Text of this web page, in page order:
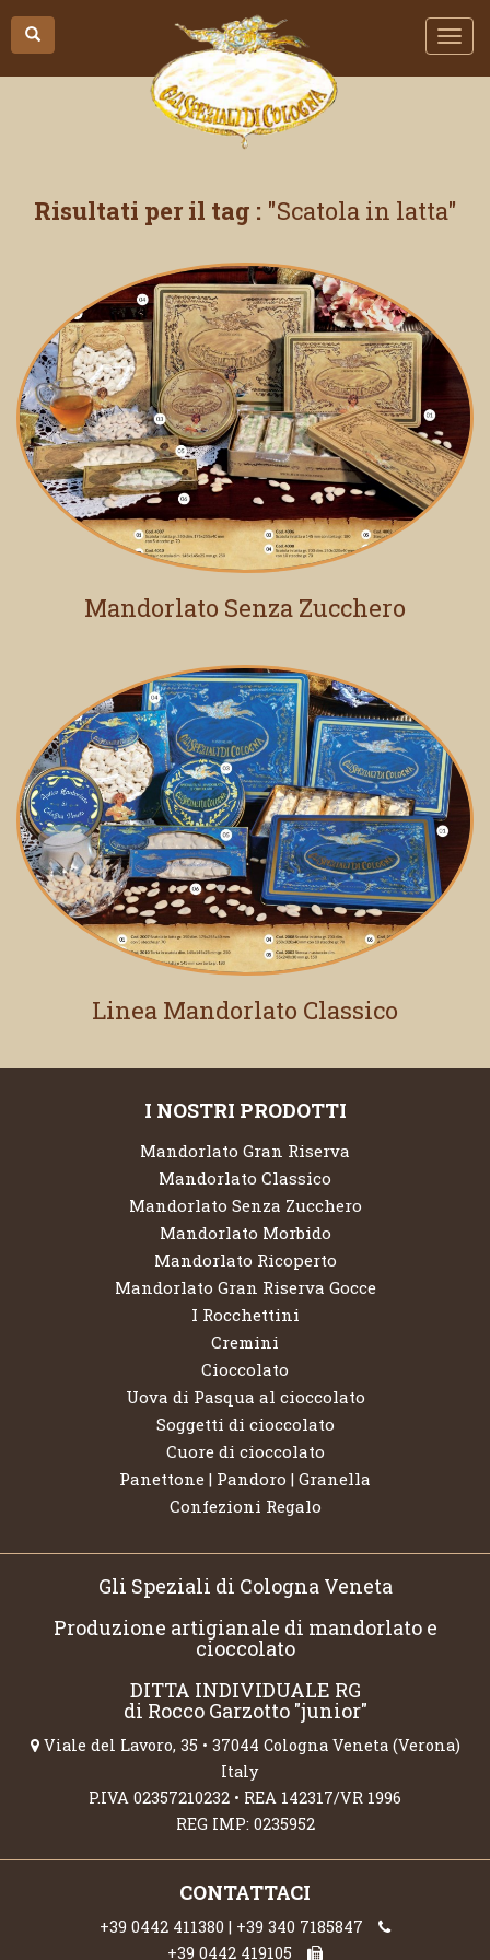
Risultati per il tag : Scatola in latta
Mandorlato Senza Zucchero
Linea Mandorlato Classico
I NOSTRI PRODOTTI
Mandorlato Gran Riserva
Mandorlato Classico
Mandorlato Senza Zucchero
Mandorlato Morbido
Mandorlato Ricoperto
Mandorlato Gran Riserva Gocce
I Rocchettini
Cremini
Cioccolato
Uova di Pasqua al cioccolato
Soggetti di cioccolato
Cuore di cioccolato
Panettone | Pandoro | Granella
Confezioni Regalo
Gli Speziali di Cologna Veneta
Produzione artigianale di mandorlato e
cioccolato
DITTA INDIVIDUALE RG
di Rocco Garzotto "junior"
Viale del Lavoro, 35 • 37044 Cologna Veneta (Verona)
Italy
P.IVA 02357210232 • REA 142317/VR 1996
REG IMP: 0235952
CONTATTACI
+39 0442 411380 | +39 340 7185847
+39 0442 419105